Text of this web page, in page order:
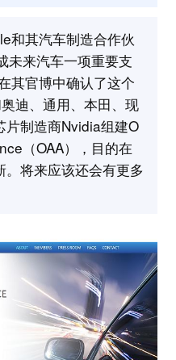
和其汽车制造合作伙
未来汽车一项重要支
其官博中确认了这个
迪、通用、本田、现
片制造商Nvidia组建O
（OAA），目的在
将来应该还会有更多